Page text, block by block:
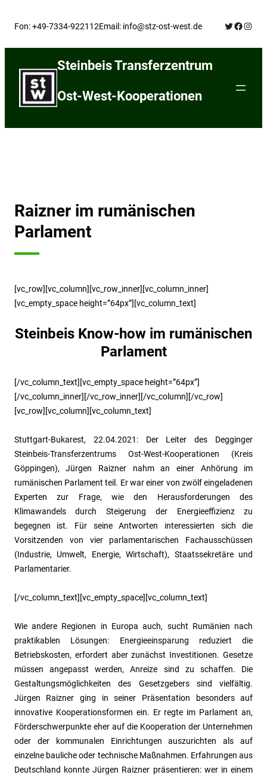
Fon: +49-7334-922112Email: info@stz-ost-west.de Twitter
Steinbeis Transferzentrum
Ost-West-Kooperationen
Raizner im rumänischen
Parlament
[vc_row][vc_column][vc_row_inner][vc_column_inner]
[vc_empty_space height=”64px”][vc_column_text]
Steinbeis Know-how im rumänischen
Parlament
[/vc_column_text][vc_empty_space height=”64px”]
[/vc_column_inner][/vc_row_inner][/vc_column][/vc_row]
[vc_row][vc_column][vc_column_text]
Stuttgart-Bukarest, 22.04.2021: Der Leiter des Degginger
Steinbeis-Transferzentrums Ost-West-Kooperationen (Kreis
Göppingen), Jürgen Raizner nahm an einer Anhörung im
rumänischen Parlament teil. Er war einer von zwölf eingeladenen
Experten zur Frage, wie den Herausforderungen des
Klimawandels durch Steigerung der Energieeffizienz zu
begegnen ist. Für seine Antworten interessierten sich die
Vorsitzenden von vier parlamentarischen Fachausschüssen
(Industrie, Umwelt, Energie, Wirtschaft), Staatssekretäre und
Parlamentarier.
[/vc_column_text][vc_empty_space][vc_column_text]
Wie andere Regionen in Europa auch, sucht Rumänien nach
praktikablen Lösungen: Energieeinsparung reduziert die
Betriebskosten, erfordert aber zunächst Investitionen. Gesetze
müssen angepasst werden, Anreize sind zu schaffen. Die
Gestaltungsmöglichkeiten des Gesetzgebers sind vielfältig.
Jürgen Raizner ging in seiner Präsentation besonders auf
innovative Kooperationsformen ein. Er regte im Parlament an,
Förderschwerpunkte eher auf die Kooperation der Unternehmen
oder der kommunalen Einrichtungen auszurichten als auf
einzelne bauliche oder technische Maßnahmen. Erfahrungen aus
Deutschland konnte Jürgen Raizner präsentieren: wer in einem